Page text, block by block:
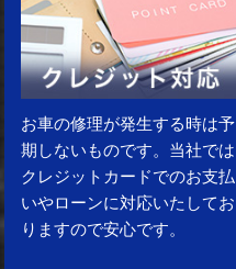
お車の修理が発生する時は予
期しないものです。当社では
クレジットカードでのお支払
いやローンに対応いたしてお
りますので安心です。